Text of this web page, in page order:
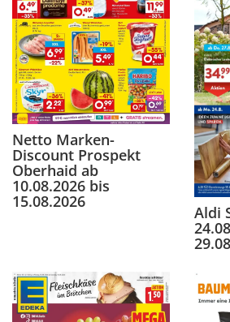
Netto Marken-
Discount Prospekt
Oberhaid ab
10.08.2026 bis
15.08.2026
Aldi